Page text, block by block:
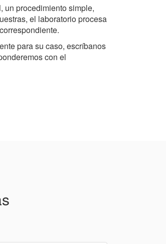
un procedimiento simple,
el laboratorio procesa
para su caso, escríbanos
con el